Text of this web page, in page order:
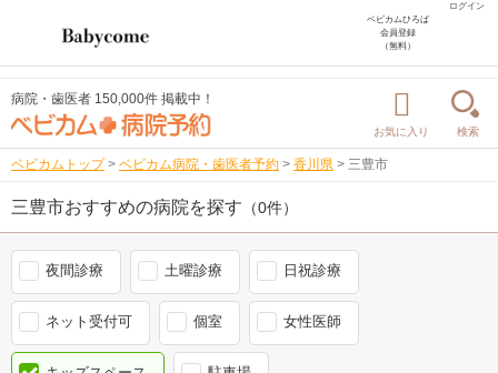
ログイン
ベビカムひろば
会員登録
（無料）
病院・歯医者 150,000件 掲載中！
お気に入り 検索
ベビカムトップ > ベビカム病院・歯医者予約 > 香川県 > 三豊市
三豊市おすすめの病院を探す （0件）
夜間診療 土曜診療 日祝診療
ネット受付可 個室 女性医師